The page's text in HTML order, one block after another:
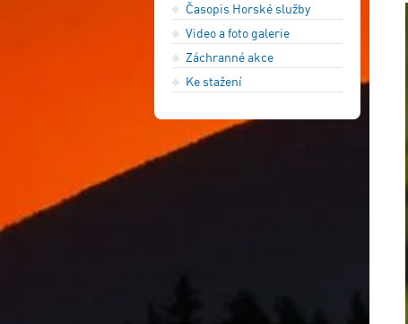
Časopis Horské služby
Video a foto galerie
Záchranné akce
Ke stažení